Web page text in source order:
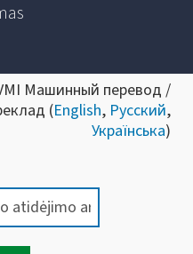
Машинный перевод /
(English, Русский,
Українська)